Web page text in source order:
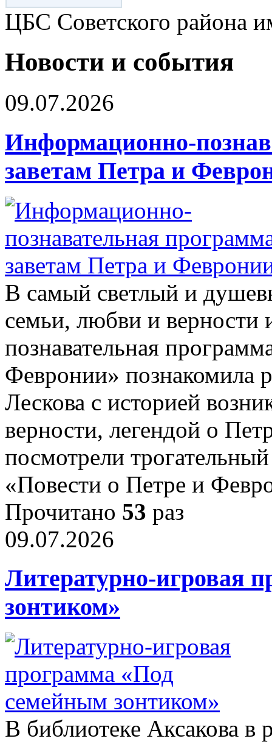
ЦБС Советского района
Новости и события
09.07.2026
Информационно-
заветам Петра и
В самый светлый и
семьи, любви и
познавательная
Февронии» познакомила
Лескова с историей
верности, легендой о
посмотрели
«Повести о Петре и
Прочитано 53 раз
09.07.2026
Литературно-игровая
зонтиком»
В библиотеке Аксакова